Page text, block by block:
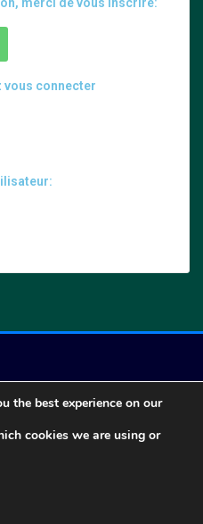
merci de vous inscrire:
vous connecter
|ArileWP theme byThemeArile
the best experience on our
cookies we are using or